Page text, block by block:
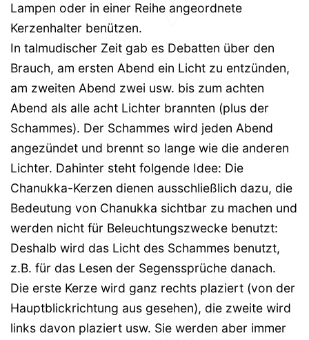
Lampen oder in einer Reihe angeordnete
Kerzenhalter benützen.
In talmudischer Zeit gab es Debatten über den
Brauch, am ersten Abend ein Licht zu entzünden,
am zweiten Abend zwei usw. bis zum achten
Abend als alle acht Lichter brannten (plus der
Schammes). Der Schammes wird jeden Abend
angezündet und brennt so lange wie die anderen
Lichter. Dahinter steht folgende Idee: Die
Chanukka-Kerzen dienen ausschließlich dazu, die
Bedeutung von Chanukka sichtbar zu machen und
werden nicht für Beleuchtungszwecke benutzt:
Deshalb wird das Licht des Schammes benutzt,
z.B. für das Lesen der Segenssprüche danach.
Die erste Kerze wird ganz rechts plaziert (von der
Hauptblickrichtung aus gesehen), die zweite wird
links davon plaziert usw. Sie werden aber immer